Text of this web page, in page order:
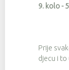
9. kolo -
Prije
djecu i